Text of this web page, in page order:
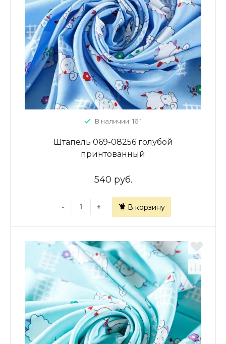
В наличии: 16.1
Штапель 069-08256 голубой
принтованный
540 руб.
- + В корзину